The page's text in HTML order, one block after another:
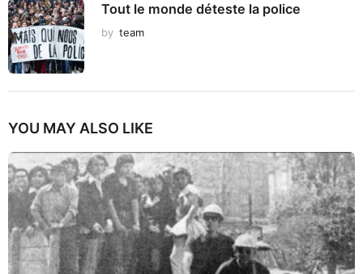
Tout le monde déteste la police
by team
YOU MAY ALSO LIKE